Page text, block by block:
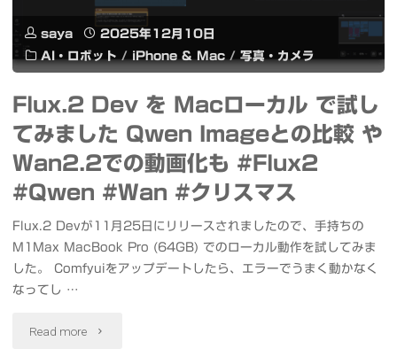
saya
2025年12月10日
AI・ロボット / iPhone & Mac / 写真・カメラ
Flux.2 Dev を Macローカル で試し
てみました Qwen Imageとの比較 や
Wan2.2での動画化も #Flux2
#Qwen #Wan #クリスマス
Flux.2 Devが11月25日にリリースされましたので、手持ちの
M1Max MacBook Pro (64GB) でのローカル動作を試してみま
した。 Comfyuiをアップデートしたら、エラーでうまく動かなく
なってし …
Read more "Flux.2